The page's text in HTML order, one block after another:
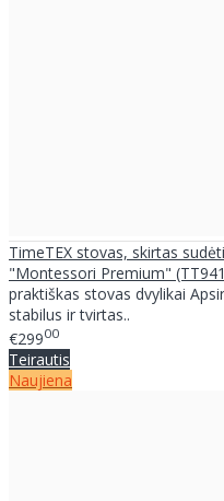
TimeTEX stovas, skirtas
"Montessori Premium"
praktiškas stovas dvylikai
stabilus ir tvirtas..
€29900
Teirautis
Naujiena